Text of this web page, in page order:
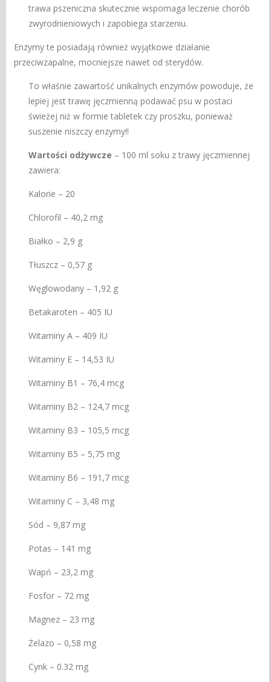
trawa pszeniczna skutecznie wspomaga leczenie chorób
zwyrodnieniowych i zapobiega starzeniu.
Enzymy te posiadają również wyjątkowe działanie
przeciwzapalne, mocniejsze nawet od sterydów.
To właśnie zawartość unikalnych enzymów powoduje, że
lepiej jest trawę jęczmienną podawać psu w postaci
świeżej niż w formie tabletek czy proszku, ponieważ
suszenie niszczy enzymy!!
Wartości odżywcze – 100 ml soku z trawy jęczmiennej
zawiera:
Kalorie – 20
Chlorofil – 40,2 mg
Białko – 2,9 g
Tłuszcz – 0,57 g
Węglowodany – 1,92 g
Betakaroten – 405 IU
Witaminy A – 409 IU
Witaminy E – 14,53 IU
Witaminy B1 – 76,4 mcg
Witaminy B2 – 124,7 mcg
Witaminy B3 – 105,5 mcg
Witaminy B5 – 5,75 mg
Witaminy B6 – 191,7 mcg
Witaminy C – 3,48 mg
Sód – 9,87 mg
Potas – 141 mg
Wapń – 23,2 mg
Fosfor – 72 mg
Magnez – 23 mg
Żelazo – 0,58 mg
Cynk – 0.32 mg